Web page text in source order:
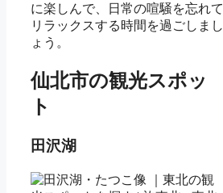
に楽しんで、日常の喧騒を忘れて
リラックスする時間を過ごしまし
ょう。
仙北市の観光スポッ
ト
田沢湖